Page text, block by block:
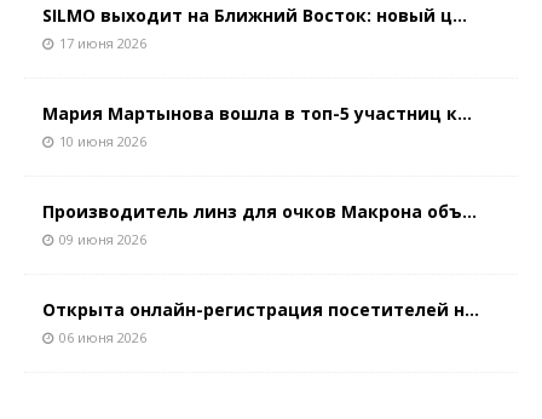
SILMO выходит на Ближний Восток: новый ц...
17 июня 2026
Мария Мартынова вошла в топ-5 участниц к...
10 июня 2026
Производитель линз для очков Макрона объ...
09 июня 2026
Открыта онлайн-регистрация посетителей н...
06 июня 2026